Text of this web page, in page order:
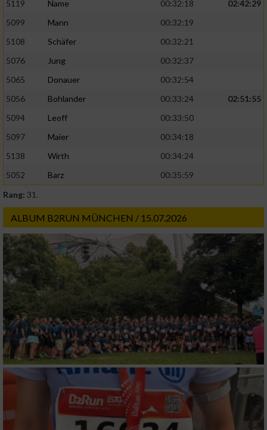
5119 Name 00:32:18
02:42:29
5099
Mann
00:32:19
5108
Schäfer
00:32:21
5076
Jung
00:32:37
5065
Donauer
00:32:54
5056
Bohlander 00:33:24
02:51:55
5094
Leoff
00:33:50
5097
Maier
00:34:18
5138
Wirth
00:34:24
5052
Barz
00:35:59
Rang: 31.
ALBUM B2RUN MÜNCHEN / 15.07.2026